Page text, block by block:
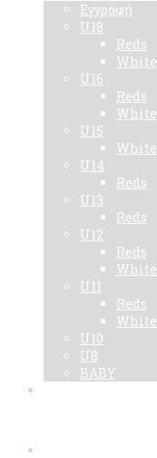
Εγγραφή
U18
Reds
U16
Reds
U15
U14
Reds
U13
Reds
U12
Reds
U11
Reds
U10
U8
BABY